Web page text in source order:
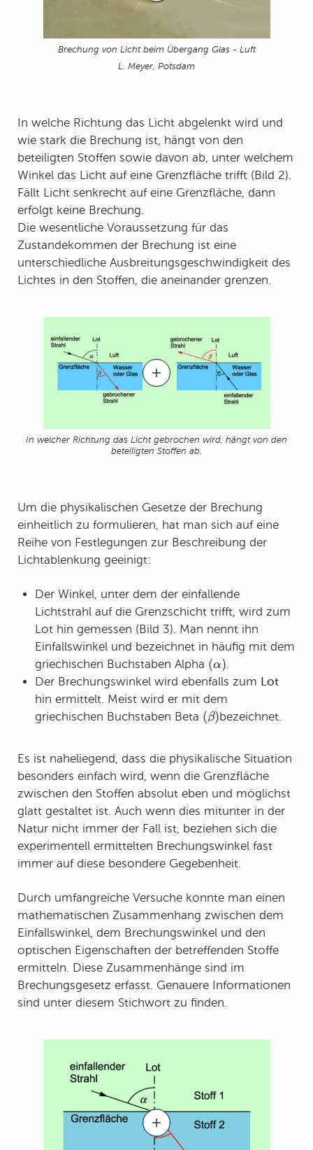
Brechung von Licht beim Übergang Glas - Luft
L. Meyer, Potsdam
In welche Richtung das Licht abgelenkt wird und
wie stark die Brechung ist, hängt von den
beteiligten Stoffen sowie davon ab, unter welchem
Winkel das Licht auf eine Grenzfläche trifft (Bild 2).
Fällt Licht senkrecht auf eine Grenzfläche, dann
erfolgt keine Brechung.
Die wesentliche Voraussetzung für das
Zustandekommen der Brechung ist eine
unterschiedliche Ausbreitungsgeschwindigkeit des
Lichtes in den Stoffen, die aneinander grenzen.
In welcher Richtung das Licht gebrochen wird, hängt von den
beteiligten Stoffen ab.
Um die physikalischen Gesetze der Brechung
einheitlich zu formulieren, hat man sich auf eine
Reihe von Festlegungen zur Beschreibung der
Lichtablenkung geeinigt:
Der Winkel, unter dem der einfallende
Lichtstrahl auf die Grenzschicht trifft, wird zum
Lot hin gemessen (Bild 3). Man nennt ihn
Einfallswinkel und bezeichnet in häufig mit dem
griechischen Buchstaben Alpha (α).
Der Brechungswinkel wird ebenfalls zum Lot
hin ermittelt. Meist wird er mit dem
griechischen Buchstaben Beta (β)bezeichnet.
Es ist naheliegend, dass die physikalische Situation
besonders einfach wird, wenn die Grenzfläche
zwischen den Stoffen absolut eben und möglichst
glatt gestaltet ist. Auch wenn dies mitunter in der
Natur nicht immer der Fall ist, beziehen sich die
experimentell ermittelten Brechungswinkel fast
immer auf diese besondere Gegebenheit.
Durch umfangreiche Versuche konnte man einen
mathematischen Zusammenhang zwischen dem
Einfallswinkel, dem Brechungswinkel und den
optischen Eigenschaften der betreffenden Stoffe
ermitteln. Diese Zusammenhänge sind im
Brechungsgesetz erfasst. Genauere Informationen
sind unter diesem Stichwort zu finden.